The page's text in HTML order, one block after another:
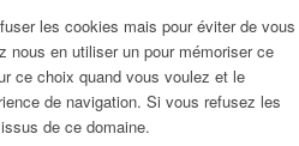
les cookies mais pour éviter de vous
nous en utiliser un pour mémoriser ce
ce choix quand vous voulez et le
de navigation. Si vous refusez les
de ce domaine.